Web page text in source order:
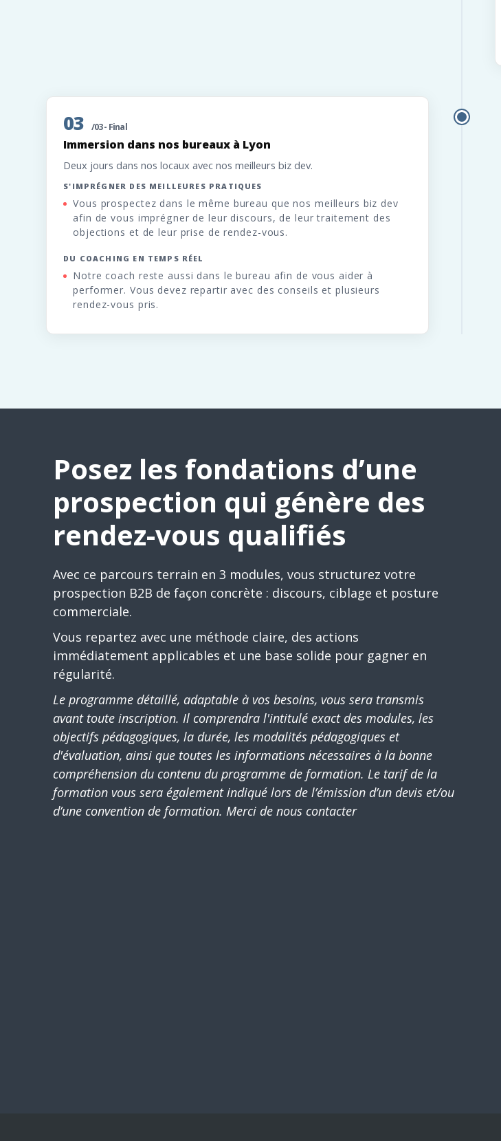
03 /03 - Final
Immersion dans nos bureaux à Lyon
Deux jours dans nos locaux avec nos meilleurs biz dev.
S'IMPRÉGNER DES MEILLEURES PRATIQUES
Vous prospectez dans le même bureau que nos meilleurs biz dev
afin de vous imprégner de leur discours, de leur traitement des
objections et de leur prise de rendez-vous.
DU COACHING EN TEMPS RÉEL
Notre coach reste aussi dans le bureau afin de vous aider à
performer. Vous devez repartir avec des conseils et plusieurs
rendez-vous pris.
Posez les fondations d’une
prospection qui génère des
rendez-vous qualifiés
Avec ce parcours terrain en 3 modules, vous structurez votre
prospection B2B de façon concrète : discours, ciblage et posture
commerciale.
Vous repartez avec une méthode claire, des actions
immédiatement applicables et une base solide pour gagner en
régularité.
Le programme détaillé, adaptable à vos besoins, vous sera transmis
avant toute inscription. Il comprendra l'intitulé exact des modules, les
objectifs pédagogiques, la durée, les modalités pédagogiques et
d'évaluation, ainsi que toutes les informations nécessaires à la bonne
compréhension du contenu du programme de formation. Le tarif de la
formation vous sera également indiqué lors de l’émission d’un devis et/ou
d’une convention de formation. Merci de nous contacter